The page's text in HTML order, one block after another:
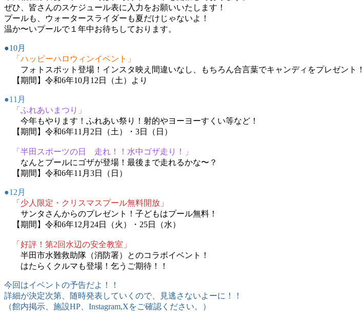
時
ぜひ、皆さんのスケジュール表に入力をお願いいたします！
プールも、ウォータースライダーも夏だけじゃないよ！
温か〜いプールで１年中お待ちしております。
●10月
「ハッピーハロウィンイベント」
フォトスポット登場！インスタ映え間違いなし、もちろん合言葉でキャンディをプレゼント！
【期間】令和6年10月12日（土）より
●11月
「ふれあいまつり」
今年もやります！ふれあい祭り！射的やヨーヨーすくい等など！
【期間】令和6年11月2日（土）・3日（日）
「半田スポーツの日 走れ！！水中ゴザ走り！」
なんとプールにゴザが登場！最後まで走れるかな〜？
【期間】令和6年11月3日（日）
●12月
「少人限定・クリスマスプール無料開放」
サンタさんからのプレゼント！子どもはプール無料！
【期間】令和6年12月24日（火）・25日（水）
「好評！第2回水辺の安全教室」
半田市水難救助隊（消防署）とのコラボイベント！
はたらくクルマも登場！乞うご期待！！
今回はイベントの予告だよ！！
詳細が決定次第、随時発表していくので、見逃さないよーに！！
（館内掲示、施設HP、Instagram,Xをご確認ください。）